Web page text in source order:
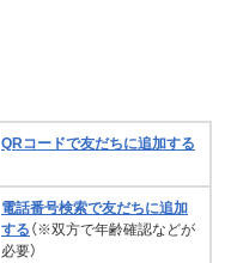
QRコードで友だちに追加する
電話番号検索で友だちに追加
する （※双方で年齢確認などが
必要）